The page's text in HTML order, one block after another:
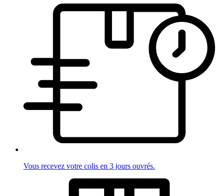
Vous recevez votre colis en 3 jours ouvrés.